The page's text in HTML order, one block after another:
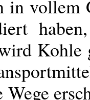
in vollem
Kohle
Wege